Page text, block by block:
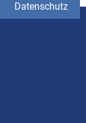
Datenschutz